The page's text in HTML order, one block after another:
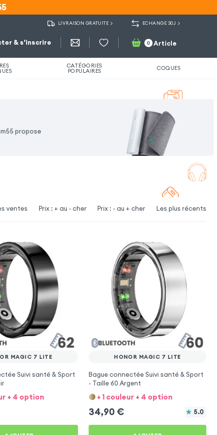
LIVRAISON GRATUITE ECHANGE 30J
& s'inscrire 0 Article
CATÉGORIES
POPULAIRES COQUES
propose
ventes Prix : + au - cher Prix : - au + cher Les plus récents
MAGIC 7 LITE
Suivi santé & Sport
+ 4 option
HONOR MAGIC 7 LITE
Bague connectée Suivi santé & Sport
- Taille 60 Argent
+ 1 couleur + 4 option
34,90 € 5.0